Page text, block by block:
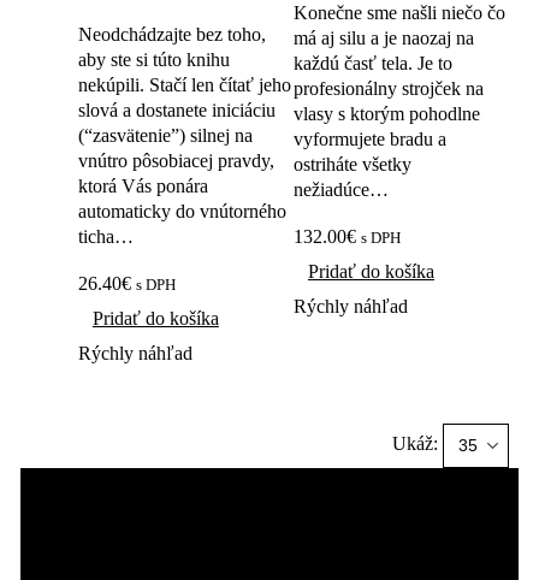
Neodchádzajte bez toho,
aby ste si túto knihu
nekúpili. Stačí len čítať jeho
slová a dostanete iniciáciu
(“zasvätenie”) silnej na
vnútro pôsobiacej pravdy,
ktorá Vás ponára
automaticky do vnútorného
ticha…
26.40€ s DPH
Pridať do košíka
Rýchly náhľad
Konečne sme našli niečo čo
má aj silu a je naozaj na
každú časť tela. Je to
profesionálny strojček na
vlasy s ktorým pohodlne
vyformujete bradu a
ostriháte všetky
nežiadúce…
132.00€ s DPH
Pridať do košíka
Rýchly náhľad
Ukáž: